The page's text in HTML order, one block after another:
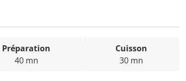
Préparation
40 mn
Cuisson
30 mn